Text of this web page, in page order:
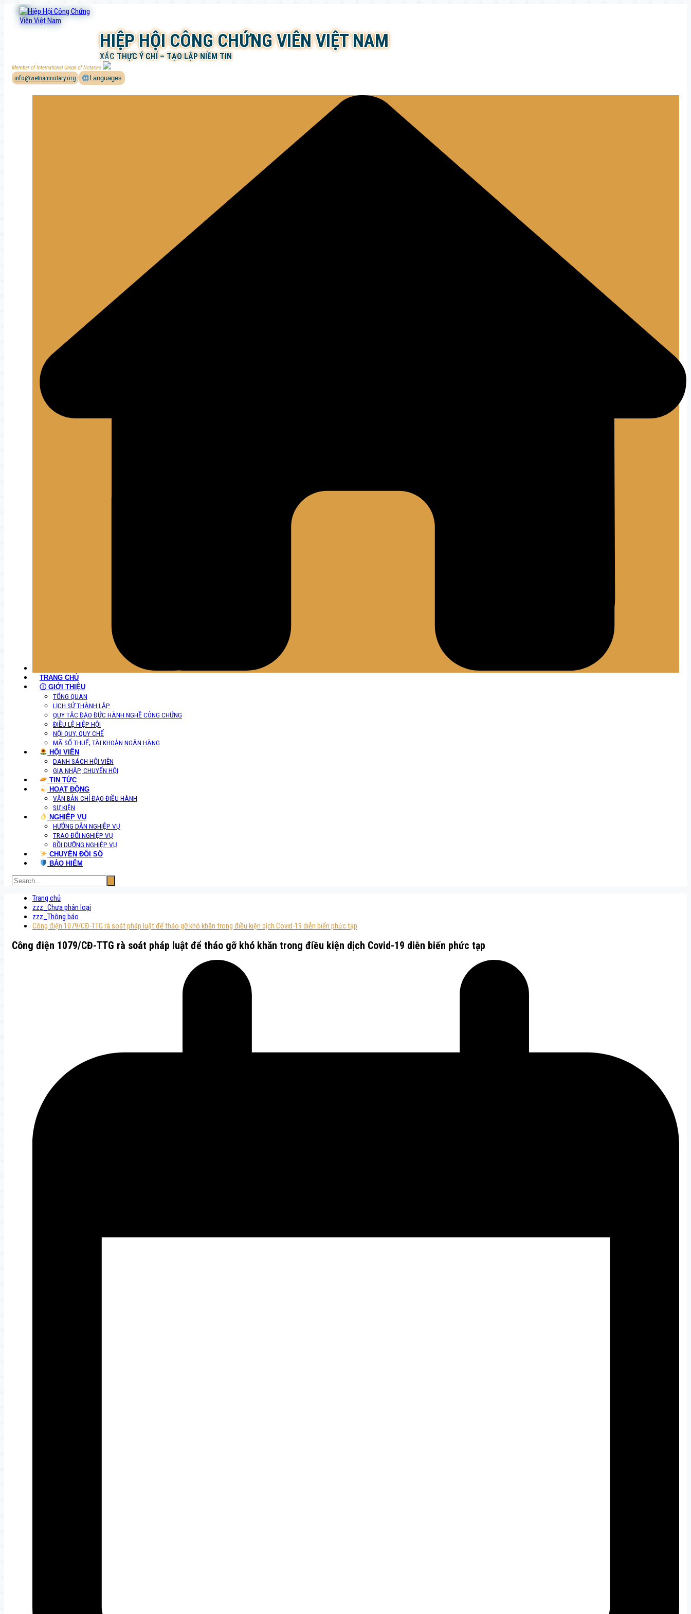
Chuyển
HIỆP HỘI CÔNG CHỨNG VIÊN VIỆT NAM
XÁC THỰC Ý CHÍ – TẠO LẬP NIỀM TIN
Member of International Union of Notaries
info@vietnamnotary.org Languages
TRANG CHỦ
Ⓘ GIỚI THIỆU
TỔNG QUAN
LỊCH SỬ THÀNH LẬP
QUY TẮC ĐẠO ĐỨC HÀNH NGHỀ CÔNG CHỨNG
ĐIỀU LỆ HIỆP HỘI
NỘI QUY, QUY CHẾ
MÃ SỐ THUẾ; TÀI KHOẢN NGÂN HÀNG
HỘI VIÊN
DANH SÁCH HỘI VIÊN
GIA NHẬP, CHUYỂN HỘI
TIN TỨC
HOẠT ĐỘNG
VĂN BẢN CHỈ ĐẠO ĐIỀU HÀNH
SỰ KIỆN
NGHIỆP VỤ
HƯỚNG DẪN NGHIỆP VỤ
TRAO ĐỔI NGHIỆP VỤ
BỒI DƯỠNG NGHIỆP VỤ
CHUYỂN ĐỔI SỐ
BẢO HIỂM
Trang chủ
zzz_Chưa phân loại
zzz_Thông báo
Công điện 1079/CĐ-TTG rà soát pháp luật để tháo gỡ khó khăn trong điều kiện dịch Covid-19 diễn biến phức tạp
Công điện 1079/CĐ-TTG rà soát pháp luật để tháo gỡ khó khăn trong điều kiện dịch Covid-19 diễn biến phức tạp